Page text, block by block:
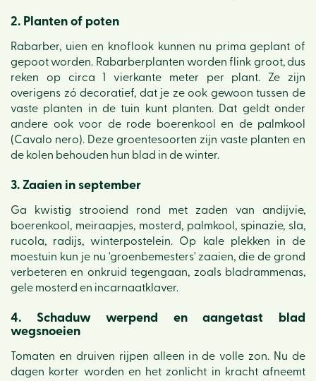
2. Planten of poten
Rabarber, uien en knoflook kunnen nu prima geplant of
gepoot worden. Rabarberplanten worden flink groot, dus
reken op circa 1 vierkante meter per plant. Ze zijn
overigens zó decoratief, dat je ze ook gewoon tussen de
vaste planten in de tuin kunt planten. Dat geldt onder
andere ook voor de rode boerenkool en de palmkool
(Cavalo nero). Deze groentesoorten zijn vaste planten en
de kolen behouden hun blad in de winter.
3. Zaaien in september
Ga kwistig strooiend rond met zaden van andijvie,
boerenkool, meiraapjes, mosterd, palmkool, spinazie, sla,
rucola, radijs, winterpostelein. Op kale plekken in de
moestuin kun je nu 'groenbemesters' zaaien, die de grond
verbeteren en onkruid tegengaan, zoals bladrammenas,
gele mosterd en incarnaatklaver.
4. Schaduw werpend en aangetast blad
wegsnoeien
Tomaten en druiven rijpen alleen in de volle zon. Nu de
dagen korter worden en het zonlicht in kracht afneemt